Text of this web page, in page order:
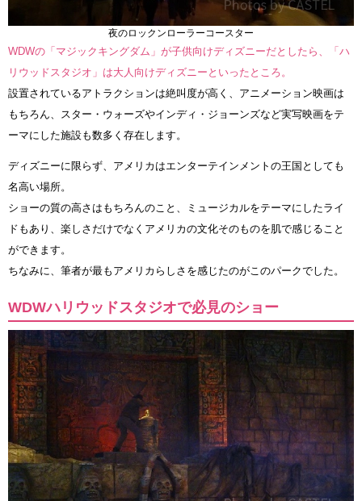
夜のロックンローラーコースター
WDWの「マジックキングダム」が子供向けディズニーだとしたら、「ハ
リウッドスタジオ」は大人向けディズニーといったところ。
設置されているアトラクションは絶叫度が高く、アニメーション映画は
もちろん、スター・ウォーズやインディ・ジョーンズなど実写映画をテ
ーマにした施設も数多く存在します。
ディズニーに限らず、アメリカはエンターテインメントの王国としても
名高い場所。
ショーの質の高さはもちろんのこと、ミュージカルをテーマにしたライ
ドもあり、楽しさだけでなくアメリカの文化そのものを肌で感じること
ができます。
ちなみに、筆者が最もアメリカらしさを感じたのがこのパークでした。
WDWハリウッドスタジオで必見のショー